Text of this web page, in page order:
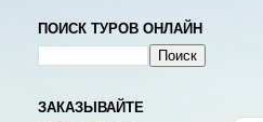
ПОИСК ТУРОВ ОНЛАЙН
ЗАКАЗЫВАЙТЕ